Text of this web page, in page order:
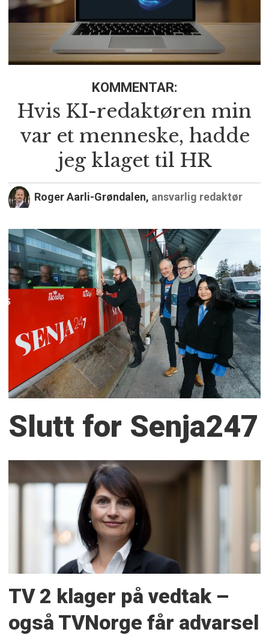
KOMMENTAR:
Hvis KI-redaktøren min
var et menneske, hadde
jeg klaget til HR
Roger Aarli-Grøndalen, ansvarlig redaktør
Slutt for Senja247
TV 2 klager på vedtak –
også TVNorge får advarsel